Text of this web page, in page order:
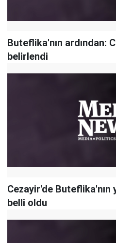
Buteflika'nın ardından:
belirlendi
Cezayir'de
belli oldu